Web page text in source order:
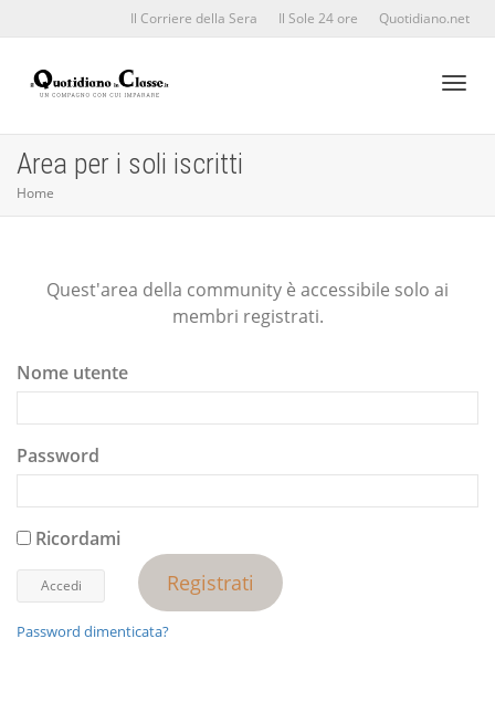
Il Corriere della Sera Il Sole 24 ore Quotidiano.net
Area per i soli iscritti
Home
Quest'area della community è accessibile solo ai
membri registrati.
Nome utente
Password
Ricordami
Registrati
Password dimenticata?